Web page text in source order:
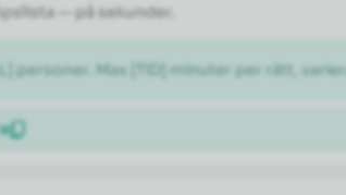
— på sekunder.
personer. Max [TID] minuter per rätt,